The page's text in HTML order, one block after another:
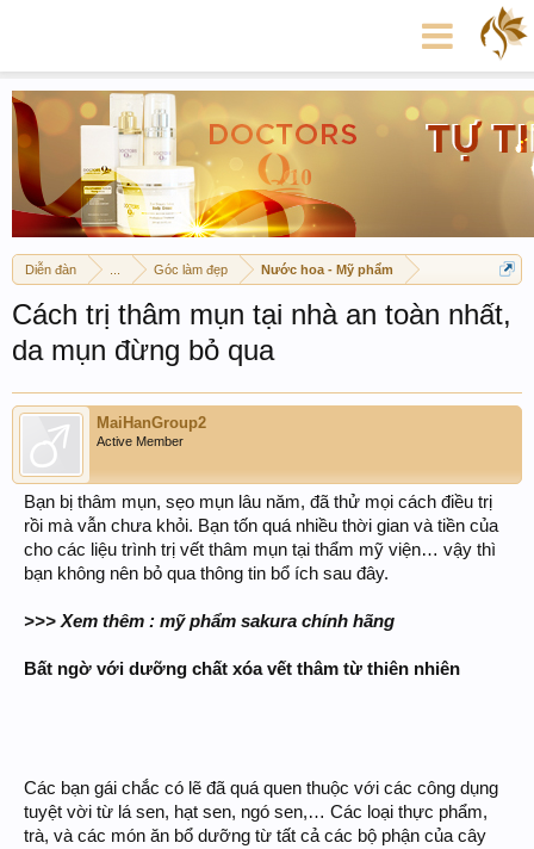
Diễn đàn Góc làm đẹp Nước hoa - Mỹ phẩm
Cách trị thâm mụn tại nhà an toàn nhất,
da mụn đừng bỏ qua
MaiHanGroup2
Active Member
Bạn bị thâm mụn, sẹo mụn lâu năm, đã thử mọi cách điều trị
rồi mà vẫn chưa khỏi. Bạn tốn quá nhiều thời gian và tiền của
cho các liệu trình trị vết thâm mụn tại thẩm mỹ viện… vậy thì
bạn không nên bỏ qua thông tin bổ ích sau đây.
>>> Xem thêm : mỹ phẩm sakura chính hãng
Bất ngờ với dưỡng chất xóa vết thâm từ thiên nhiên
Các bạn gái chắc có lẽ đã quá quen thuộc với các công dụng
tuyệt vời từ lá sen, hạt sen, ngó sen,… Các loại thực phẩm,
trà, và các món ăn bổ dưỡng từ tất cả các bộ phận của cây